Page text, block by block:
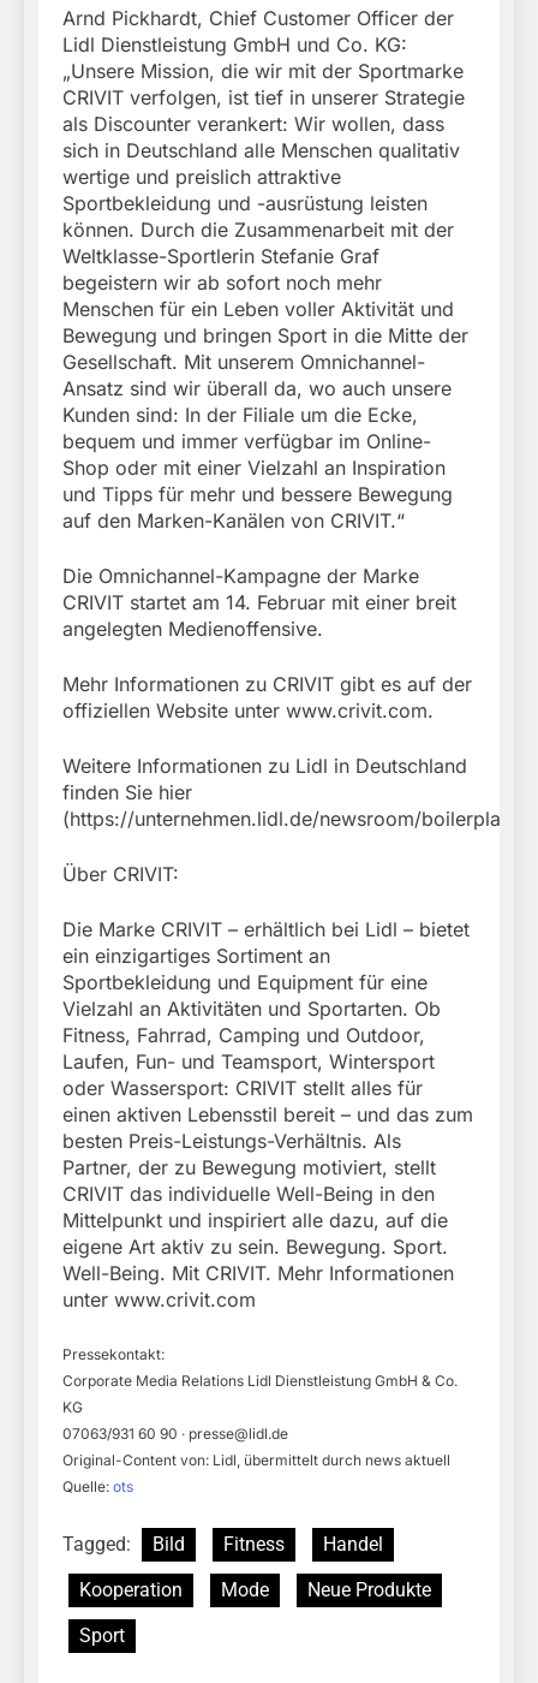
Arnd Pickhardt, Chief Customer Officer der
Lidl Dienstleistung GmbH und Co. KG:
„Unsere Mission, die wir mit der Sportmarke
CRIVIT verfolgen, ist tief in unserer Strategie
als Discounter verankert: Wir wollen, dass
sich in Deutschland alle Menschen qualitativ
wertige und preislich attraktive
Sportbekleidung und -ausrüstung leisten
können. Durch die Zusammenarbeit mit der
Weltklasse-Sportlerin Stefanie Graf
begeistern wir ab sofort noch mehr
Menschen für ein Leben voller Aktivität und
Bewegung und bringen Sport in die Mitte der
Gesellschaft. Mit unserem Omnichannel-
Ansatz sind wir überall da, wo auch unsere
Kunden sind: In der Filiale um die Ecke,
bequem und immer verfügbar im Online-
Shop oder mit einer Vielzahl an Inspiration
und Tipps für mehr und bessere Bewegung
auf den Marken-Kanälen von CRIVIT.“
Die Omnichannel-Kampagne der Marke
CRIVIT startet am 14. Februar mit einer breit
angelegten Medienoffensive.
Mehr Informationen zu CRIVIT gibt es auf der
offiziellen Website unter www.crivit.com.
Weitere Informationen zu Lidl in Deutschland
finden Sie hier
(https://unternehmen.lidl.de/newsroom/boilerplate).
Über CRIVIT:
Die Marke CRIVIT – erhältlich bei Lidl – bietet
ein einzigartiges Sortiment an
Sportbekleidung und Equipment für eine
Vielzahl an Aktivitäten und Sportarten. Ob
Fitness, Fahrrad, Camping und Outdoor,
Laufen, Fun- und Teamsport, Wintersport
oder Wassersport: CRIVIT stellt alles für
einen aktiven Lebensstil bereit – und das zum
besten Preis-Leistungs-Verhältnis. Als
Partner, der zu Bewegung motiviert, stellt
CRIVIT das individuelle Well-Being in den
Mittelpunkt und inspiriert alle dazu, auf die
eigene Art aktiv zu sein. Bewegung. Sport.
Well-Being. Mit CRIVIT. Mehr Informationen
unter www.crivit.com
Pressekontakt:
Corporate Media Relations Lidl Dienstleistung GmbH & Co.
KG
07063/931 60 90 · presse@lidl.de
Original-Content von: Lidl, übermittelt durch news aktuell
Quelle: ots
Tagged: Bild Fitness
Handel
Kooperation
Mode
Neue Produkte
Sport